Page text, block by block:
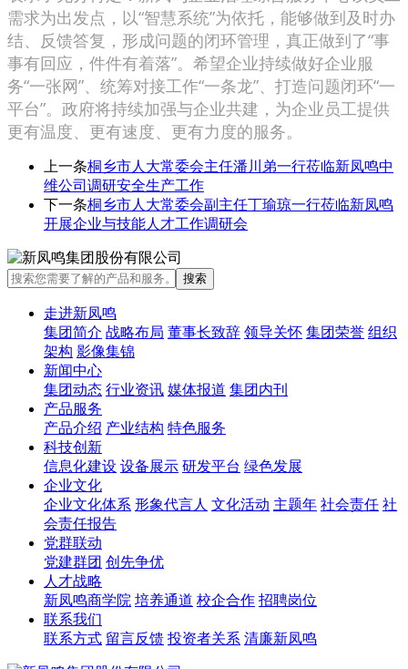
需求为出发点，以“智慧系统”为依托，能够做到及时办
结、反馈答复，形成问题的闭环管理，真正做到了“事
事有回应，件件有着落”。希望企业持续做好企业服
务“一张网”、统筹对接工作“一条龙”、打造问题闭环“一
平台”。政府将持续加强与企业共建，为企业员工提供
更有温度、更有速度、更有力度的服务。
上一条桐乡市人大常委会主任潘川弟一行莅临新凤鸣中
维公司调研安全生产工作
下一条桐乡市人大常委会副主任丁瑜琼一行莅临新凤鸣
开展企业与技能人才工作调研会
走进新凤鸣
集团简介 战略布局 董事长致辞 领导关怀 集团荣誉 组织
架构 影像集锦
新闻中心
集团动态 行业资讯 媒体报道 集团内刊
产品服务
产品介绍 产业结构 特色服务
科技创新
信息化建设 设备展示 研发平台 绿色发展
企业文化
企业文化体系 形象代言人 文化活动 主题年 社会责任 社
会责任报告
党群联动
党建群团 创先争优
人才战略
新凤鸣商学院 培养通道 校企合作 招聘岗位
联系我们
联系方式 留言反馈 投资者关系 清廉新凤鸣